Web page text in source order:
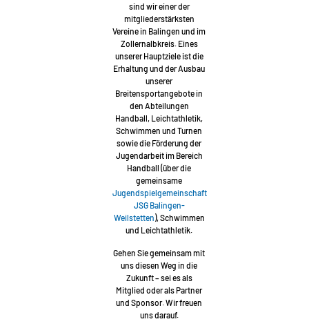
sind wir einer der
mitgliederstärksten
Vereine in Balingen und im
Zollernalbkreis. Eines
unserer Hauptziele ist die
Erhaltung und der Ausbau
unserer
Breitensportangebote in
den Abteilungen
Handball, Leichtathletik,
Schwimmen und Turnen
sowie die Förderung der
Jugendarbeit im Bereich
Handball (über die
gemeinsame
Jugendspielgemeinschaft
JSG Balingen-
Weilstetten), Schwimmen
und Leichtathletik.
Gehen Sie gemeinsam mit
uns diesen Weg in die
Zukunft – sei es als
Mitglied oder als Partner
und Sponsor. Wir freuen
uns darauf.